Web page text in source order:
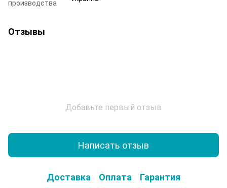
производства
Отзывы
Добавьте первый отзыв
Написать отзыв
Доставка Оплата Гарантия